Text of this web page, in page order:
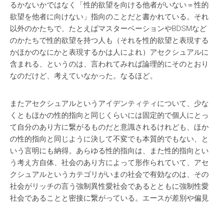
るかないかではなく「性的欲望を向ける他者がいない＝性的
欲望を他者に向けない」指向のことだと書かれている。それ
以外のかたちで、たとえばマスターベーションやBDSMなど
のかたちで性的欲望を持つ人も（それを性的欲望と表現する
かほかのなにかと表現するかは人によれ）アセクシュアルに
含まれる、というのは、言われてみれば論理的にそのとおり
なのだけど、考えていなかった。なるほど。
またアセクシュアルというアイデンティティについて、少な
くともほかの性的指向と同じくらいには固定的で個人にとっ
て自分のあり方に繋がるものだと意識されるけれども、ほか
の性的指向と同じように決して不変でも本質的でもない、と
いう言明にも納得。あらゆる性的指向は、また性的指向とい
う考え方自体、社会のあり方によって形作られていて、アセ
クシュアルというカテゴリがいまの社会で有効なのは、その
社会がリッチの言う強制異性愛社会であるとともに強制性愛
社会であることと密接に繋がっている。エースが差別や偏見